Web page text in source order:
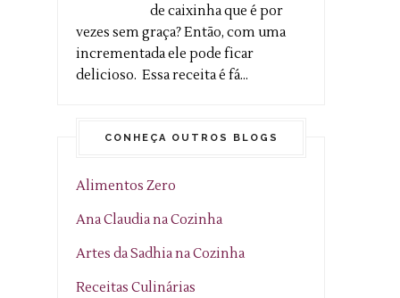
de caixinha que é por
vezes sem graça? Então, com uma
incrementada ele pode ficar
delicioso. Essa receita é fá...
CONHEÇA OUTROS BLOGS
Alimentos Zero
Ana Claudia na Cozinha
Artes da Sadhia na Cozinha
Receitas Culinárias